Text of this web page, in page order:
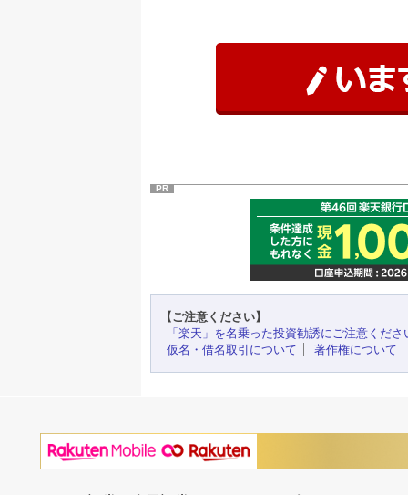
PR
【ご注意ください】
「楽天」を名乗った投資勧誘にご注意くださ
仮名・借名取引について
著作権について